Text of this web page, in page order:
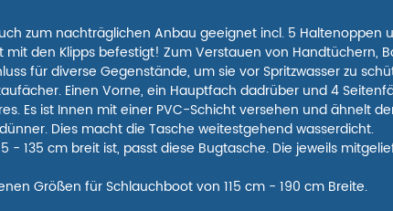
zum nachträglichen Anbau geeignet incl. 5 Haltenoppen
den Klipps befestigt! Zum Verstauen von Handtüchern,
für diverse Gegenstände, um sie vor Spritzwasser zu
Einen Vorne, ein Hauptfach dadrüber und 4
Es ist Innen mit einer PVC-Schicht versehen und ähnelt
Dies macht die Tasche weitestgehend wasserdicht.
- 135 cm breit ist, passt diese Bugtasche. Die jeweils
Größen für Schlauchboot von 115 cm - 190 cm Breite.